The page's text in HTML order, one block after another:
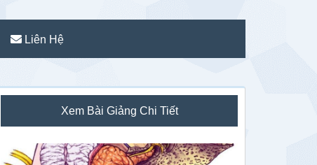
Liên Hệ
Sidebar
chính
Xem Bài Giảng Chi Tiết